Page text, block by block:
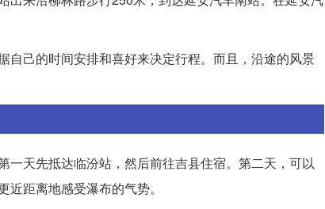
己的时间安排和喜好来决定行程。而且，沿途的风景
天先抵达临汾站，然后前往吉县住宿。第二天，可以
距离地感受瀑布的气势。